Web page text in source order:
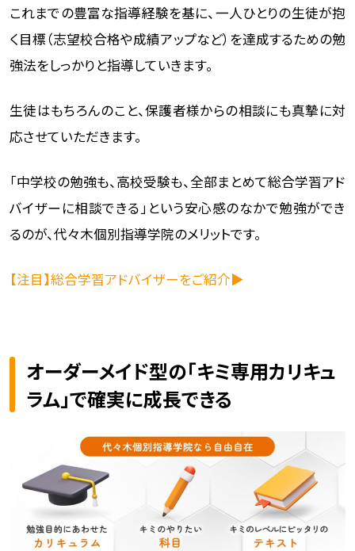
これまでの豊富な指導経験を基に、一人ひとりの生徒が抱
く目標（志望校合格や成績アップなど）を達成するための勉
強法をしっかりと指導していきます。
生徒はもちろんのこと、保護者様からの相談にも真摯に対
応させていただきます。
「中学校の勉強も、高校受験も、全部まとめて総合学習アド
バイザーに相談できる」という安心感のなかで勉強ができ
るのが、代々木個別指導学院のメリットです。
【注目】総合学習アドバイザーをご紹介▶
オーダーメイド型の「キミ専用カリキュ
ラム」で確実に成長できる